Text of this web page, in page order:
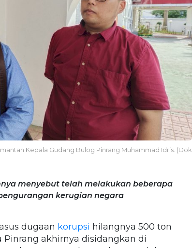
Kepala Gudang Bulog Pinrang Muhammad Idris. (Dok
menyebut telah melakukan beberapa
kerugian negara
dugaan korupsi hilangnya 500 ton
Pinrang akhirnya disidangkan di